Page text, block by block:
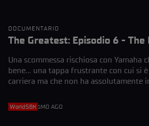
DOCUMENTARIO
The Greatest: Episodio 6 -
Una scommessa rischiosa con Yamaha
bene... una tappa frustrante con cui si
carriera ma che non ha assolutamente
WorldSBK 1MO AGO